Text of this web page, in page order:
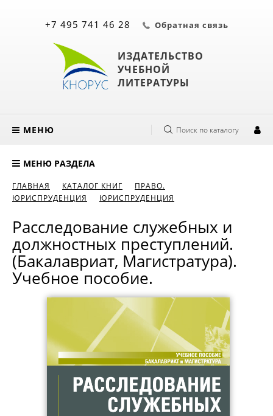
ИЗДАТЕЛЬСТВО
УЧЕБНОЙ
ЛИТЕРАТУРЫ
+7 495 741 46 28 Обратная связь
МЕНЮ Поиск по каталогу
МЕНЮ РАЗДЕЛА
ГЛАВНАЯ КАТАЛОГ КНИГ
ПРАВО.
ЮРИСПРУДЕНЦИЯ
ЮРИСПРУДЕНЦИЯ
Расследование служебных и
должностных преступлений.
(Бакалавриат, Магистратура).
Учебное пособие.